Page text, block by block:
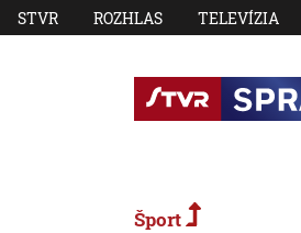
STVR ROZHLAS TELEVÍZIA
Šport